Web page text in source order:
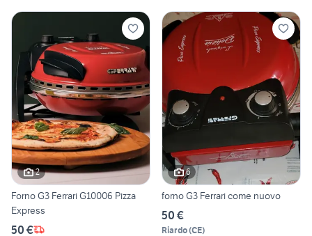
2
Forno G3 Ferrari G10006 Pizza
Express
50 €
6
forno G3 Ferrari come nuovo
50 €
Riardo(CE)